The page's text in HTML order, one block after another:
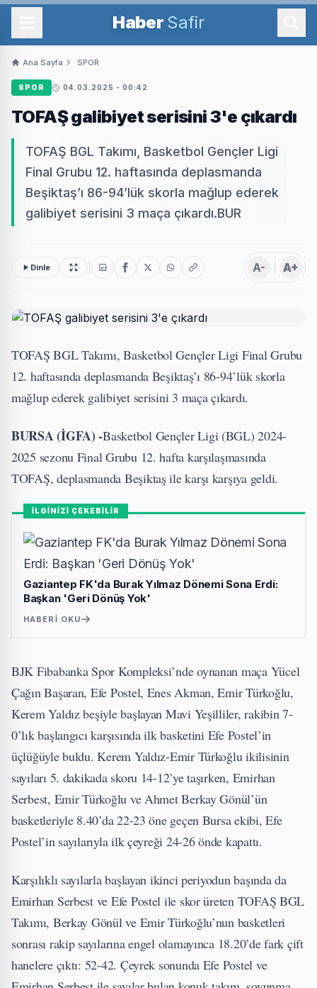
Haber Safir
Ana Sayfa SPOR
SPOR 04.03.2025 - 00:42
TOFAŞ galibiyet serisini 3'e çıkardı
TOFAŞ BGL Takımı, Basketbol Gençler Ligi
Final Grubu 12. haftasında deplasmanda
Beşiktaş’ı 86-94’lük skorla mağlup ederek
galibiyet serisini 3 maça çıkardı.BUR
Dinle A- A+
TOFAŞ BGL Takımı, Basketbol Gençler Ligi Final Grubu
12. haftasında deplasmanda Beşiktaş’ı 86-94’lük skorla
mağlup ederek galibiyet serisini 3 maça çıkardı.
BURSA (İGFA) -Basketbol Gençler Ligi (BGL) 2024-
2025 sezonu Final Grubu 12. hafta karşılaşmasında
TOFAŞ, deplasmanda Beşiktaş ile karşı karşıya geldi.
İLGİNİZİ ÇEKEBİLİR
Gaziantep FK'da Burak Yılmaz Dönemi Sona Erdi:
Başkan 'Geri Dönüş Yok'
HABERI OKU
BJK Fibabanka Spor Kompleksi’nde oynanan maça Yücel
Çağın Başaran, Efe Postel, Enes Akman, Emir Türkoğlu,
Kerem Yaldız beşiyle başlayan Mavi Yeşilliler, rakibin 7-
0’lık başlangıcı karşısında ilk basketini Efe Postel’in
üçlüğüyle buldu. Kerem Yaldız-Emir Türkoğlu ikilisinin
sayıları 5. dakikada skoru 14-12’ye taşırken, Emirhan
Serbest, Emir Türkoğlu ve Ahmet Berkay Gönül’ün
basketleriyle 8.40’da 22-23 öne geçen Bursa ekibi, Efe
Postel’in sayılarıyla ilk çeyreği 24-26 önde kapattı.
Karşılıklı sayılarla başlayan ikinci periyodun başında da
Emirhan Serbest ve Efe Postel ile skor üreten TOFAŞ BGL
Takımı, Berkay Gönül ve Emir Türkoğlu’nun basketleri
sonrası rakip sayılarına engel olamayınca 18.20’de fark çift
hanelere çıktı: 52-42. Çeyrek sonunda Efe Postel ve